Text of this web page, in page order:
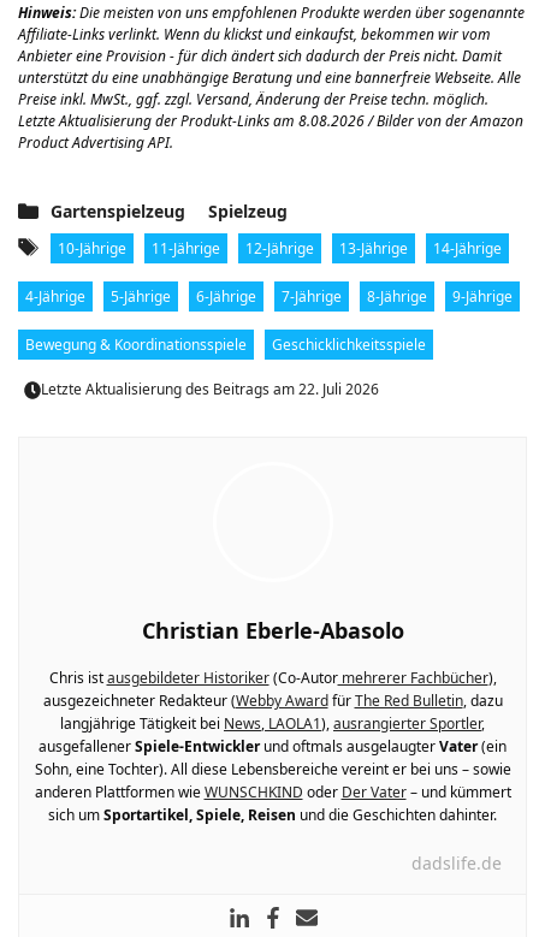
Hinweis:Die meisten von uns empfohlenen Produkte werden über sogenannte
Affiliate-Links verlinkt. Wenn du klickst und einkaufst, bekommen wir vom
Anbieter eine Provision - für dich ändert sich dadurch der Preis nicht. Damit
unterstützt du eine unabhängige Beratung und eine bannerfreie Webseite.Alle
Preise inkl. MwSt., ggf. zzgl. Versand, Änderung der Preise techn. möglich.
Letzte Aktualisierung der Produkt-Links am 8.08.2026 / Bilder von der Amazon
Product Advertising API.
Kategorien
Gartenspielzeug ,Spielzeug
Schlagwörter
10-Jährige 11-Jährige 12-Jährige 13-Jährige 14-Jährige
4-Jährige 5-Jährige 6-Jährige 7-Jährige 8-Jährige 9-Jährige
Bewegung & Koordinationsspiele Geschicklichkeitsspiele
Letzte Aktualisierung des Beitrags am22. Juli 2026
Christian Eberle-Abasolo
Chris istausgebildeter Historiker(Co-Autormehrerer Fachbücher),
ausgezeichneter Redakteur (Webby AwardfürThe Red Bulletin, dazu
langjährige Tätigkeit bei News, LAOLA1),ausrangierter Sportler,
ausgefallenerSpiele-Entwicklerund oftmals ausgelaugterVater(ein
Sohn, eine Tochter). All diese Lebensbereiche vereint er bei uns – sowie
anderen Plattformen wieWUNSCHKIND oder Der Vater– und kümmert
sich umSportartikel, Spiele, Reisen und die Geschichten dahinter.
dadslife.de